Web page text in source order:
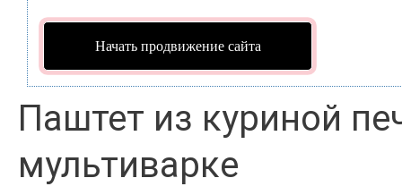
Начать продвижение сайта
Паштет из куриной
мультиварке